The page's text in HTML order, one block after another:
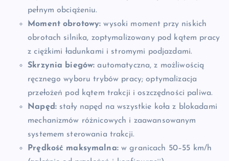
pełnym obciążeniu.
Moment obrotowy: wysoki moment przy niskich
obrotach silnika, zoptymalizowany pod kątem pracy
z ciężkimi ładunkami i stromymi podjazdami.
Skrzynia biegów: automatyczna, z możliwością
ręcznego wyboru trybów pracy; optymalizacja
przełożeń pod kątem trakcji i oszczędności paliwa.
Napęd:stały napęd na wszystkie koła z blokadami
mechanizmów różnicowych i zaawansowanym
systemem sterowania trakcji.
Prędkość maksymalna:w granicach 50–55 km/h